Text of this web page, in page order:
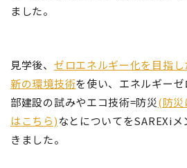
ました。
見学後、 ゼロエネルギー化を目指
新の環境技術を使い、エネルギー
部建設の試みやエコ技術=防災(防災
はこちら)なとについてをSAREXi
きました。